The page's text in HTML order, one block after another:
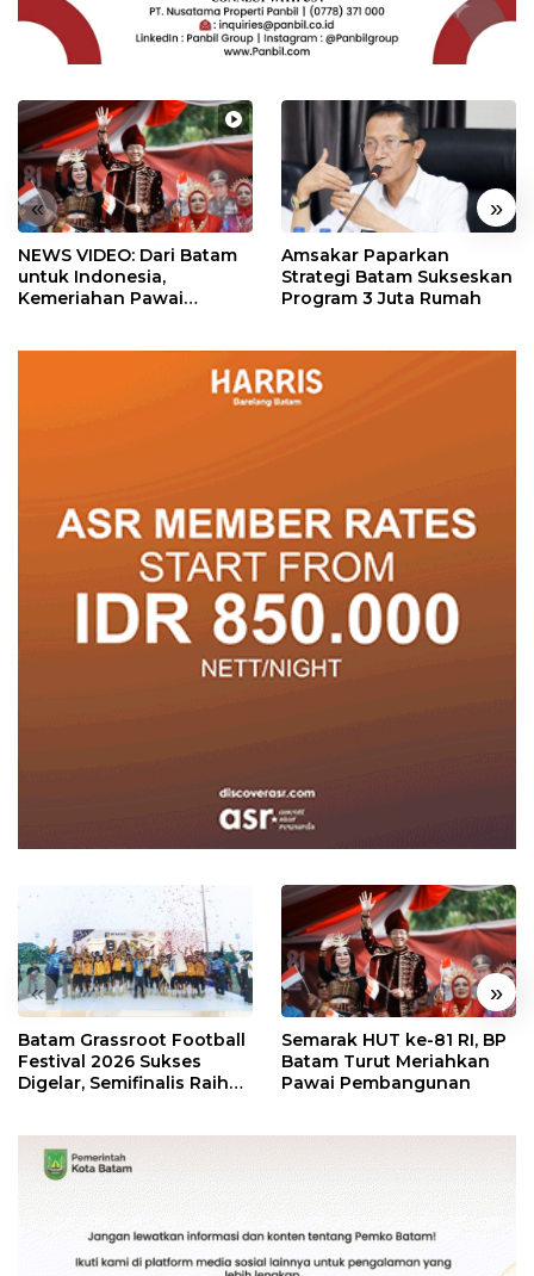
« »
NEWS VIDEO: Dari Batam
untuk Indonesia,
Kemeriahan Pawai
Amsakar Paparkan
Strategi Batam Sukseskan
Program 3 Juta Rumah
« »
Batam Grassroot Football
Festival 2026 Sukses
Digelar, Semifinalis Raih
Semarak HUT ke-81 RI, BP
Batam Turut Meriahkan
Pawai Pembangunan